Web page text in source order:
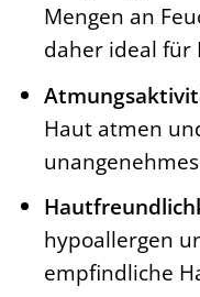
Mengen an
daher ideal für
Haut atmen
hypoallergen
empfindliche